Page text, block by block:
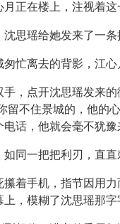
月正在楼上，注视着这
沈思瑶给她发来了一条
忙离去的背影，江心
手，点开沈思瑶发来
留不住景城的，他的
话，他就会毫不犹豫
同一把把利刃，直直
攥着手机，指节因用
，模糊了沈思瑶那字